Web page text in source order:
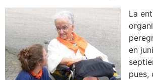
La
en
pues,